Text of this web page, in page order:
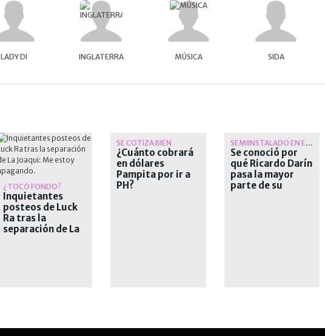
LADY DI INGLATERRA MÚSICA SIDA
¿TOCÓ FONDO?
Inquietantes
posteos de Luck
Ra tras la
separación de La
SE COTIZA BIEN
¿Cuánto cobrará
en dólares
Pampita por ir a
PH?
SEMIINSTALADO EN EUROPA
Se conoció por
qué Ricardo Darín
pasa la mayor
parte de su